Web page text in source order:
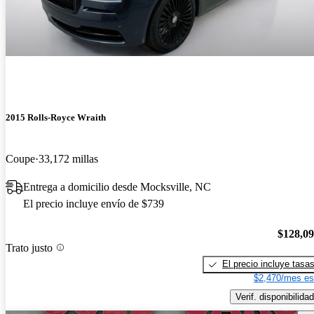
2015 Rolls-Royce Wraith
Coupe 33,172 millas
Entrega a domicilio desde Mocksville, NC
El precio incluye envío de $739
Trato justo
El precio incluye tasas
$2,470/mes
Verif. disponibilidad